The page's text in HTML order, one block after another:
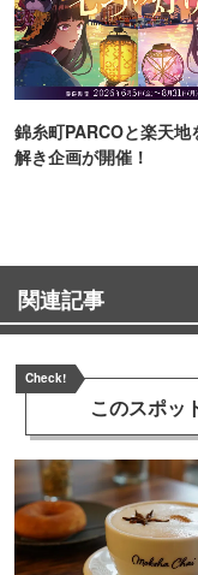
錦糸町PARCOと楽天地
解き企画が開催！
関連記事
Check!
このスポッ